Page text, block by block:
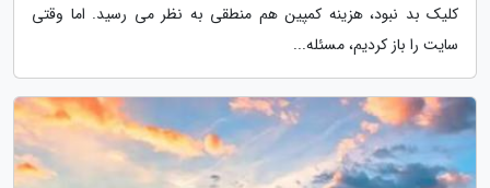
کلیک بد نبود، هزینه کمپین هم منطقی به نظر می رسید. اما وقتی
سایت را باز کردیم، مسئله...